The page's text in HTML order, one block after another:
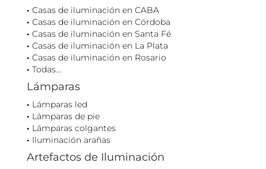
Casas de iluminación en CABA
Casas de iluminación en Córdoba
Casas de iluminación en Santa Fé
Casas de iluminación en La Plata
Casas de iluminación en Rosario
Todas...
Lámparas
Lámparas led
Lámparas de pie
Lámparas colgantes
Iluminación arañas
Artefactos de Iluminación